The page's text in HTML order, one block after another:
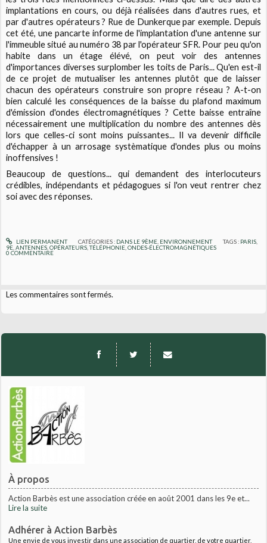
À propos
Action Barbès est une association créée en août 2001 dans les 9e et...
Lire la suite
Adhérer à Action Barbès
Une envie de vous investir dans une association de quartier, de votre quartier,
implantations en cours, ou déjà réalisées dans d'autres rues, et
par d'autres opérateurs ? Rue de Dunkerque par exemple. Depuis
cet été, une pancarte informe de l'implantation d'une antenne sur
l'immeuble situé au numéro 38 par l'opérateur SFR. Pour peu qu'on
habite dans un étage élévé, on peut voir des antennes
d'importances diverses surplomber les toits de Paris... Qu'en est-il
de ce projet de mutualiser les antennes plutôt que de laisser
chacun des opérateurs construire son propre réseau ? A-t-on
bien calculé les conséquences de la baisse du plafond maximum
d'émission d'ondes électromagnétiques ? Cette baisse entraîne
nécessairement une multiplication du nombre des antennes dès
lors que celles-ci sont moins puissantes... Il va devenir difficile
d'échapper à un arrosage systèmatique d'ondes plus ou moins
inoffensives !
Beaucoup de questions... qui demandent des interlocuteurs
crédibles, indépendants et pédagogues si l'on veut rentrer chez
soi avec des réponses.
LIEN PERMANENT CATÉGORIES : DANS LE 9ÈME, ENVIRONNEMENT TAGS : PARIS
9E ,ANTENNES ,OPÉRATEURS ,TÉLÉPHONIE ,ONDES-ÉLECTROMAGNÉTIQUES
0 COMMENTAIRE
Les commentaires sont fermés.